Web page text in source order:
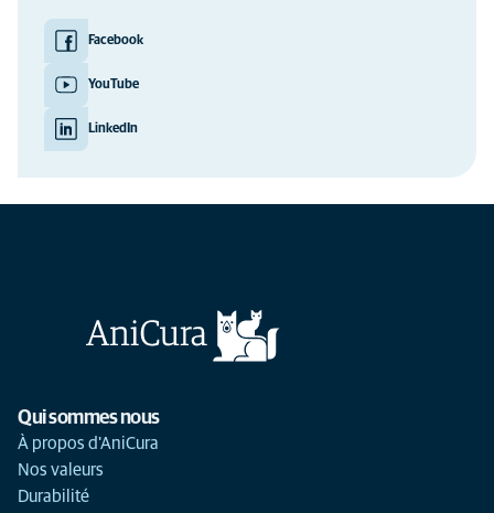
Facebook
YouTube
LinkedIn
Qui sommes nous
À propos d'AniCura
Nos valeurs
Durabilité